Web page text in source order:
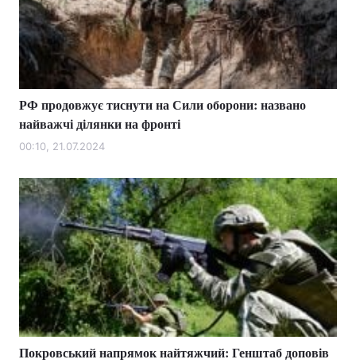
РФ продовжує тиснути на Сили оборони: названо
найважчі ділянки на фронті
00:10, 21.07.2024
Покровський напрямок найтяжчий: Генштаб доповів